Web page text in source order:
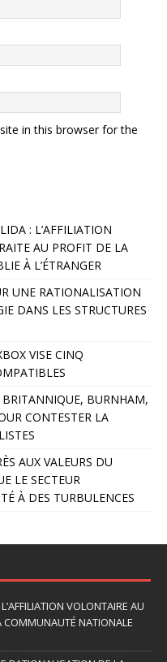
in this browser for the
: L’AFFILIATION
AU PROFIT DE LA
À L’ÉTRANGER
UNE RATIONALISATION
DANS LES STRUCTURES
VISE CINQ
BRITANNIQUE, BURNHAM,
CONTESTER LA
AUX VALEURS DU
LE SECTEUR
À DES TURBULENCES
VOLONTAIRE AU
COMMUNAUTÉ NATIONALE